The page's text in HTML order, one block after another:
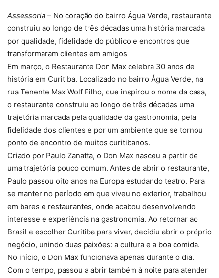
Assessoria – No coração do bairro Água Verde, restaurante
construiu ao longo de três décadas uma história marcada
por qualidade, fidelidade do público e encontros que
transformaram clientes em amigos
Em março, o Restaurante Don Max celebra 30 anos de
história em Curitiba. Localizado no bairro Água Verde, na
rua Tenente Max Wolf Filho, que inspirou o nome da casa,
o restaurante construiu ao longo de três décadas uma
trajetória marcada pela qualidade da gastronomia, pela
fidelidade dos clientes e por um ambiente que se tornou
ponto de encontro de muitos curitibanos.
Criado por Paulo Zanatta, o Don Max nasceu a partir de
uma trajetória pouco comum. Antes de abrir o restaurante,
Paulo passou oito anos na Europa estudando teatro. Para
se manter no período em que viveu no exterior, trabalhou
em bares e restaurantes, onde acabou desenvolvendo
interesse e experiência na gastronomia. Ao retornar ao
Brasil e escolher Curitiba para viver, decidiu abrir o próprio
negócio, unindo duas paixões: a cultura e a boa comida.
No início, o Don Max funcionava apenas durante o dia.
Com o tempo, passou a abrir também à noite para atender